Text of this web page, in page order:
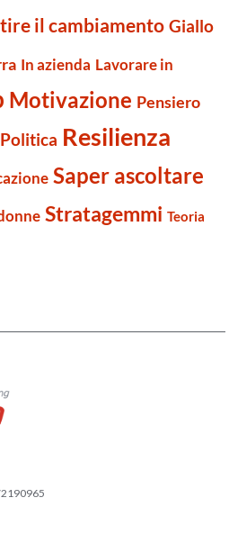
il cambiamento Giallo
In azienda Lavorare in
Motivazione Pensiero
Politica Resilienza
Saper ascoltare
Stratagemmi Teoria